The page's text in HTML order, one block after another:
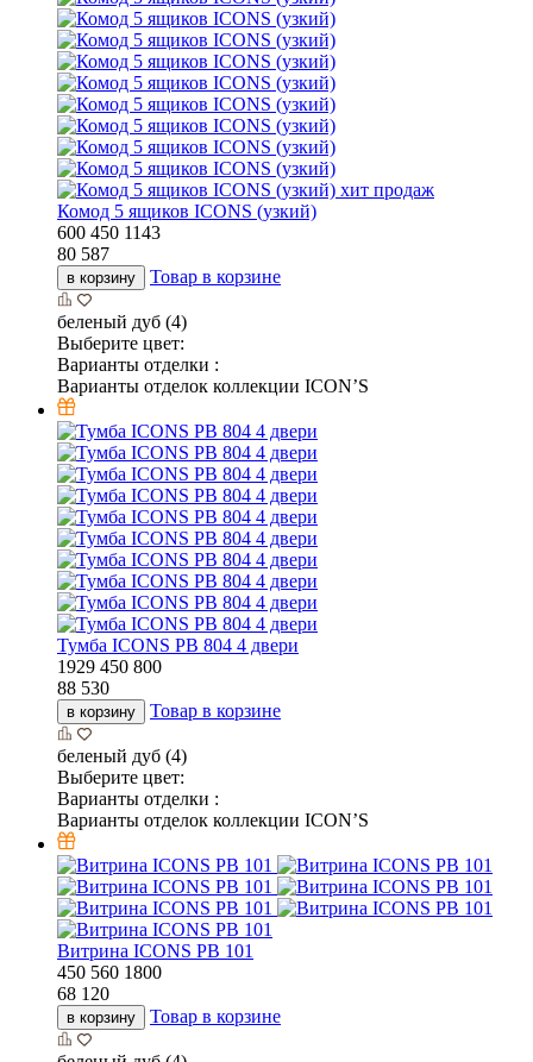
хит продаж
Комод 5 ящиков ICONS (узкий)
600 450 1143
80 587
в корзину Товар в корзине
беленый дуб (4)
Выберите цвет:
Варианты отделки :
Варианты отделок коллекции ICON’S
Тумба ICONS РВ 804 4 двери
1929 450 800
88 530
в корзину Товар в корзине
беленый дуб (4)
Выберите цвет:
Варианты отделки :
Варианты отделок коллекции ICON’S
Витрина ICONS РВ 101
450 560 1800
68 120
в корзину Товар в корзине